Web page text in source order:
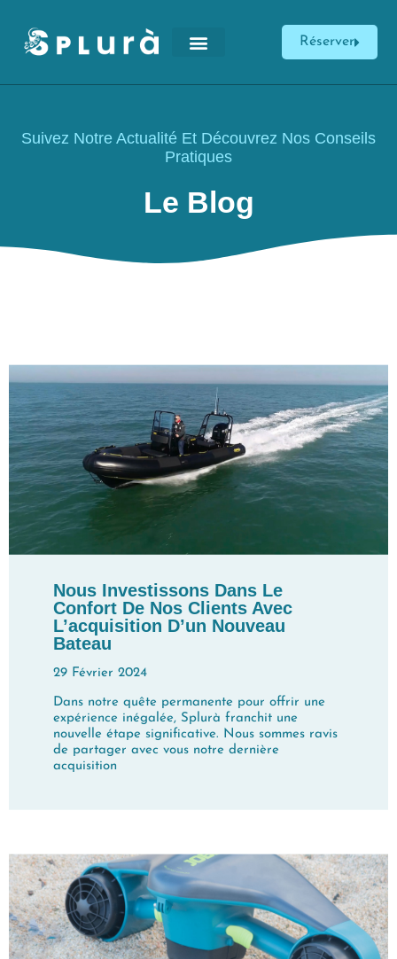
Réserver
Suivez Notre Actualité Et Découvrez Nos Conseils
Pratiques
Le Blog
Nous Investissons Dans Le
Confort De Nos Clients Avec
L’acquisition D’un Nouveau
Bateau
29 Février 2024
Dans notre quête permanente pour offrir une
expérience inégalée, Splurà franchit une
nouvelle étape significative. Nous sommes ravis
de partager avec vous notre dernière
acquisition